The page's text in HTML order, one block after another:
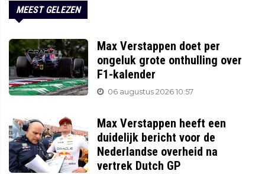
MEEST GELEZEN
Max Verstappen doet per
ongeluk grote onthulling over
F1-kalender
06 augustus 2026 10:57
Max Verstappen heeft een
duidelijk bericht voor de
Nederlandse overheid na
vertrek Dutch GP